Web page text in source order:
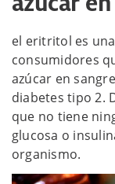
el eritritol es
consumidores
azúcar en
diabetes tipo 2.
que no tiene
glucosa o
organismo.